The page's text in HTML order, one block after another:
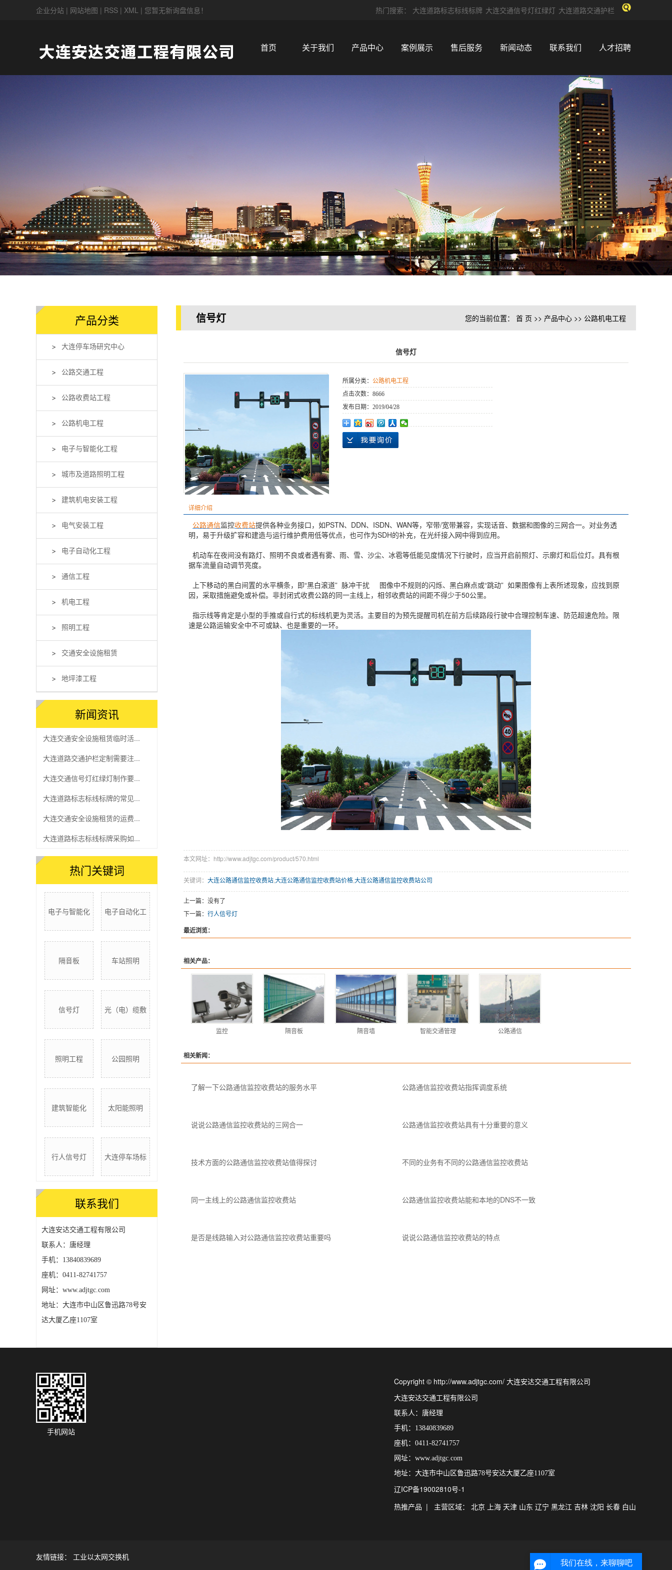
企业分站 | 网站地图 | RSS | XML | 您暂无新询盘信息！ 热门搜索： 大连道路标志标线标牌 大连交通信号灯红绿灯 大连道路交通护栏
首页 关于我们 产品中心 案例展示 售后服务 新闻动态 联系我们 人才招聘
产品分类
大连停车场研究中心
公路交通工程
公路收费站工程
公路机电工程
电子与智能化工程
城市及道路照明工程
建筑机电安装工程
电气安装工程
电子自动化工程
通信工程
机电工程
照明工程
交通安全设施租赁
地坪漆工程
新闻资讯
大连交通安全设施租赁临时活...
大连道路交通护栏定制需要注...
大连交通信号灯红绿灯制作要...
大连道路标志标线标牌的常见...
大连交通安全设施租赁的运费...
大连道路标志标线标牌采购如...
热门关键词
电子与智能化 电子自动化工
隔音板 车站照明
信号灯 光（电）缆敷
照明工程 公园照明
建筑智能化 太阳能照明
行人信号灯 大连停车场标
联系我们
大连安达交通工程有限公司
联系人：唐经理
手机：13840839689
座机：0411-82741757
网址：www.adjtgc.com
地址：大连市中山区鲁迅路78号安
达大厦乙座1107室
信号灯 您的当前位置： 首 页 >> 产品中心 >> 公路机电工程
信号灯
所属分类： 公路机电工程
点击次数： 8666
发布日期： 2019/04/28
详细介绍
公路通信监控收费站提供各种业务接口，如PSTN、DDN、ISDN、WAN等，窄带/宽带兼容，实现话音、数据和图像的三网合一。对业务透
明，易于升级扩容和建造与运行维护费用低等优点，也可作为SDH的补充，在光纤接入网中得到应用。
机动车在夜间没有路灯、照明不良或者遇有雾、雨、雪、沙尘、冰雹等低能见度情况下行驶时，应当开启前照灯、示廓灯和后位灯。具有根
据车流量自动调节亮度。
上下移动的黑白间置的水平横条，即“黑白滚道” 脉冲干扰 图像中不规则的闪烁、黑白麻点或“跳动” 如果图像有上表所述现象，应找到原
因，采取措施避免或补偿。非封闭式收费公路的同一主线上，相邻收费站的间距不得少于50公里。
指示线等肯定是小型的手推或自行式的标线机更为灵活。主要目的为预先提醒司机在前方后续路段行驶中合理控制车速、防范超速危险。限
速是公路运输安全中不可或缺、也是重要的一环。
本文网址：http://www.adjtgc.com/product/570.html
关键词： 大连公路通信监控收费站大连公路通信监控收费站价格大连公路通信监控收费站公司
上一篇：没有了
下一篇： 行人信号灯
最近浏览：
相关产品：
监控 隔音板 隔音墙 智能交通管理 公路通信
相关新闻：
了解一下公路通信监控收费站的服务水平 公路通信监控收费站指挥调度系统
说说公路通信监控收费站的三网合一 公路通信监控收费站具有十分重要的意义
技术方面的公路通信监控收费站值得探讨 不同的业务有不同的公路通信监控收费站
同一主线上的公路通信监控收费站 公路通信监控收费站能和本地的DNS不一致
是否是线路输入对公路通信监控收费站重要吗 说说公路通信监控收费站的特点
手机网站
Copyright © http://www.adjtgc.com/ 大连安达交通工程有限公司
大连安达交通工程有限公司
联系人：唐经理
手机：13840839689
座机：0411-82741757
网址：www.adjtgc.com
地址：大连市中山区鲁迅路78号安达大厦乙座1107室
辽ICP备19002810号-1
热推产品 | 主营区域： 北京 上海 天津 山东 辽宁 黑龙江 吉林 沈阳 长春 白山
友情链接： 工业以太网交换机